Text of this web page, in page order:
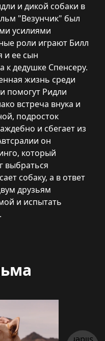
и дикой собаки в
"Везунчик" был
усилиями
роли играют Билл
и ее сын
к дедушке Спенсеру.
жизнь среди
помогут Ридли
встреча внука и
подросток
и сбегает из
он
который
выбраться
собаку, а в ответ
друзьям
и испытать